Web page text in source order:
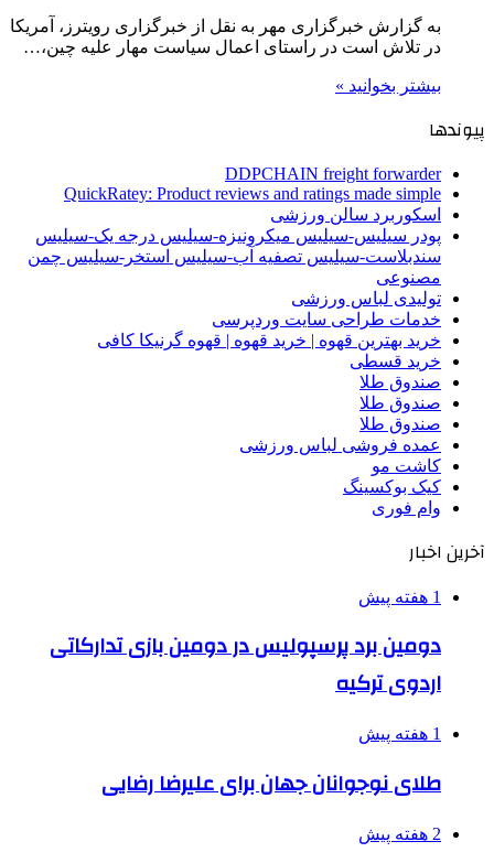
به گزارش خبرگزاری مهر به نقل از خبرگزاری رویترز، آمریکا
در تلاش است در راستای اعمال سیاست مهار علیه چین،…
بیشتر بخوانید »
پیوندها
DDPCHAIN freight forwarder
QuickRatey: Product reviews and ratings made simple
اسکوربرد سالن ورزشی
پودر سیلیس-سیلیس میکرونیزه-سیلیس درجه یک-سیلیس
سندبلاست-سیلیس تصفیه آب-سیلیس استخر-سیلیس چمن
مصنوعی
تولیدی لباس ورزشی
خدمات طراحی سایت وردپرسی
خرید بهترین قهوه | خرید قهوه | قهوه گرنیکا کافی
خرید قسطی
صندوق طلا
صندوق طلا
صندوق طلا
عمده فروشی لباس ورزشی
کاشت مو
کیک بوکسینگ
وام فوری
آخرین اخبار
1 هفته پیش
دومین برد پرسپولیس در دومین بازی تدارکاتی
اردوی ترکیه
1 هفته پیش
طلای نوجوانان جهان برای علیرضا رضایی
2 هفته پیش